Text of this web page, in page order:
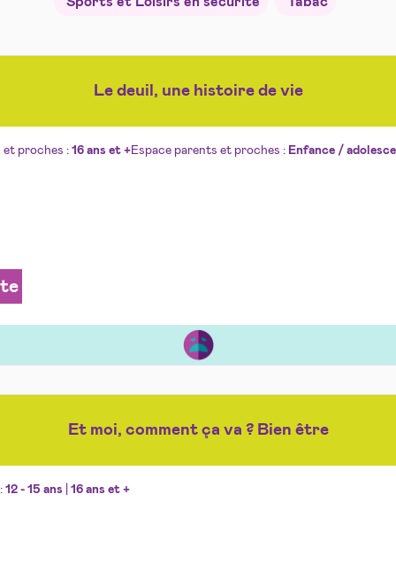
Le deuil, une histoire de vie
et proches : 16 ans et +Espace parents et proches : Enfance /
Et moi, comment ça va ? Bien être
12 - 15 ans 16 ans et +